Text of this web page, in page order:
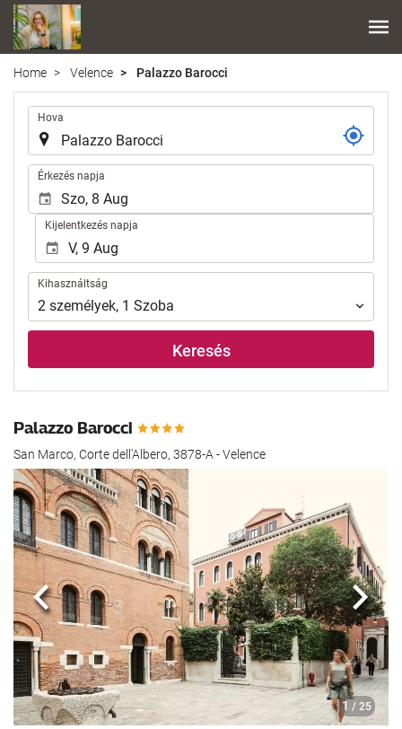
Home Velence Palazzo Barocci
Hova
Érkezés napja
Kijelentkezés napja
Kihasználtság
Kihasználtság
2 személyek, 1 Szoba
Keresés
Palazzo Barocci
San Marco, Corte dell'Albero, 3878-A - Velence
1 / 25
Előző